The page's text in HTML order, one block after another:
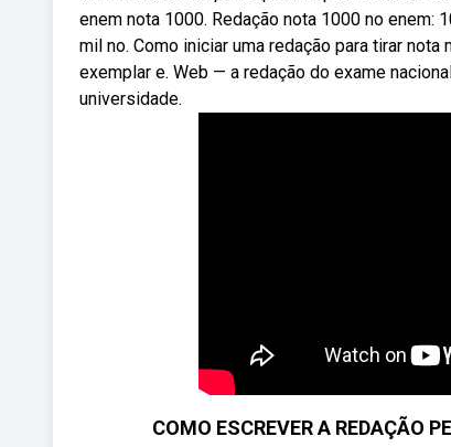
enem nota 1000. Redação nota 1000 no
mil no. Como iniciar uma redação para tirar
exemplar e. Web — a redação do exame
universidade.
COMO ESCREVER A REDAÇÃO